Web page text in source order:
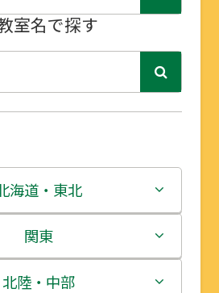
室名で探す
海道・東北
北海道
青森県
関東
茨城県
北陸・中部